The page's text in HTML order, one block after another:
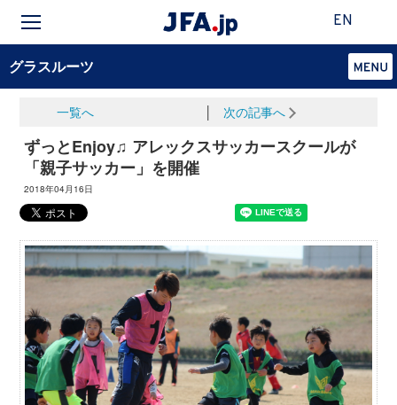
EN
グラスルーツ
一覧へ 次の記事へ
ずっとEnjoy♫ アレックスサッカースクールが
「親子サッカー」を開催
2018年04月16日